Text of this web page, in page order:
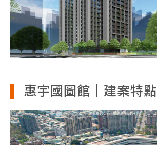
惠宇國圖館｜建案特點